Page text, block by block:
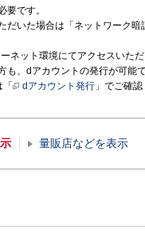
要です。
だいた場合は「ネットワーク
ネット環境にてアクセスいた
も、dアカウントの発行が可能で
dアカウント発行 」でご確認
量販店などを表示